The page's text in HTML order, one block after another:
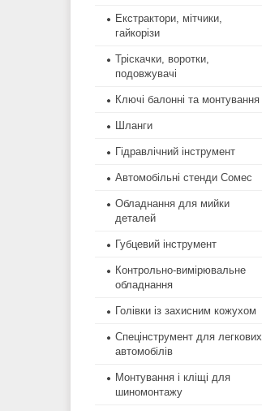
Екстрактори, мітчики,
гайкорізи
Тріскачки, воротки,
подовжувачі
Ключі балонні та монтування
Шланги
Гідравлічний інструмент
Автомобільні стенди Сомес
Обладнання для мийки
деталей
Губцевий інструмент
Контрольно-вимірювальне
обладнання
Голівки із захисним кожухом
Спецінструмент для легкових
автомобілів
Монтування і кліщі для
шиномонтажу